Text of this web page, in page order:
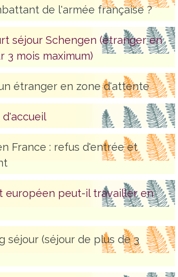
de l'armée française ?
séjour Schengen (étranger en
3 mois maximum)
étranger en zone d'attente
France : refus d'entrée et
européen peut-il travailler en
séjour (séjour de plus de 3